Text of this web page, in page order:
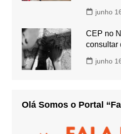
junho
CEP no
consultar
junho
Olá Somos o Portal